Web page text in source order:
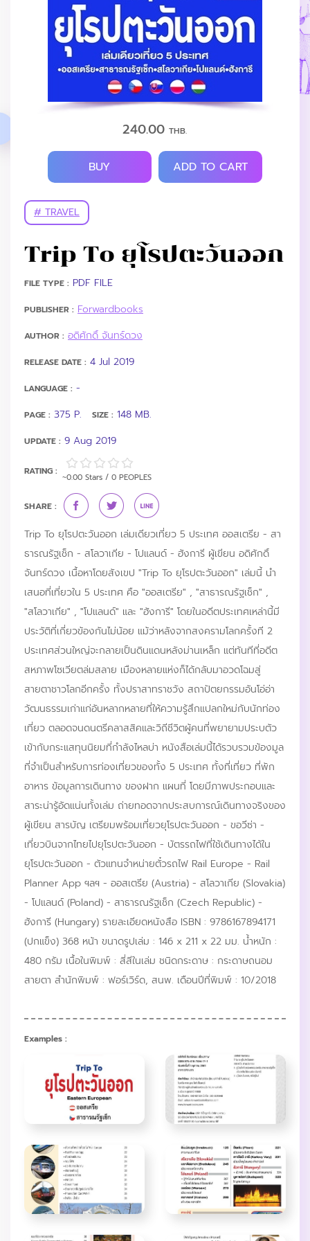
240.00THB.
BUY ADD TO CART
# TRAVEL
Trip To ยุโรปตะวันออก
FILE TYPE : PDF FILE
PUBLISHER : Forwardbooks
AUTHOR : อดิศักดิ์ จันทร์ดวง
RELEASE DATE : 4 Jul 2019
LANGUAGE : -
PAGE : 375 P. SIZE : 148 MB.
UPDATE : 9 Aug 2019
RATING :
~0.00 Stars / 0 PEOPLES
SHARE :
Trip To ยุโรปตะวันออก เล่มเดียวเที่ยว 5 ประเทศ ออสเตรีย - สา
ธารณรัฐเช็ก - สโลวาเกีย - โปแลนด์ - ฮังการี ผู้เขียน อดิศักดิ์
จันทร์ดวง เนื้อหาโดยสังเขป "Trip To ยุโรปตะวันออก" เล่มนี้ นำ
เสนอที่เที่ยวใน 5 ประเทศ คือ "ออสเตรีย" , "สาธารณรัฐเช็ก" ,
"สโลวาเกีย" , "โปแลนด์" และ "ฮังการี" โดยในอดีตประเทศเหล่านี้มี
ประวัติที่เกี่ยวข้องกันไม่น้อย แม้ว่าหลังจากสงครามโลกครั้งที 2
ประเทศส่วนใหญ่จะกลายเป็นดินแดนหลังม่านเหล็ก แต่ทันทีที่อดีต
สหภาพโซเวียตล่มสลาย เมืองหลายแห่งก็ได้กลับมาอวดโฉมสู่
สายตาชาวโลกอีกครั้ง ทั้งปราสาทราชวัง สถาปัตยกรรมอันโอ่อ่า
วัฒนธรรมเก่าแก่อันหลากหลายที่ให้ความรู้สึกแปลกใหม่กับนักท่อง
เที่ยว ตลอดจนดนตรีคลาสสิคและวิถีชีวิตผู้คนที่พยายามประบตัว
เข้ากับกระแสทุนนิยมที่กำลังไหลบ่า หนังสือเล่มนี้ได้รวบรวมข้องมูล
ที่จำเป็นสำหรับการท่องเที่ยวของทั้ง 5 ประเทศ ทั้งที่เที่ยว ที่พัก
อาหาร ข้อมูลการเดินทาง ของฝาก แผนที่ โดยมีภาพประกอบและ
สาระน่ารู้อัดแน่นทั้งเล่ม ถ่ายทอดจากประสบการณ์เดินทางจริงของ
ผู้เขียน สารบัญ เตรียมพร้อมเที่ยวยุโรปตะวันออก - ขอวีซ่า -
เที่ยวบินจากไทยไปยุโรปตะวันออก - บัตรรถไฟที่ใช้เดินทางได้ใน
ยุโรปตะวันออก - ตัวแทนจำหน่ายตั๋วรถไฟ Rail Europe - Rail
Planner App ฯลฯ - ออสเตรีย (Austria) - สโลวาเกีย (Slovakia)
- โปแลนด์ (Poland) - สาธารณรัฐเช็ก (Czech Republic) -
ฮังการี (Hungary) รายละเอียดหนังสือ ISBN : 9786167894171
(ปกแข็ง) 368 หน้า ขนาดรูปเล่ม : 146 x 211 x 22 มม. น้ำหนัก :
480 กรัม เนื้อในพิมพ์ : สี่สีในเล่ม ชนิดกระดาษ : กระดาษถนอม
สายตา สำนักพิมพ์ : ฟอร์เวิร์ด, สนพ. เดือนปีที่พิมพ์ : 10/2018
Examples :